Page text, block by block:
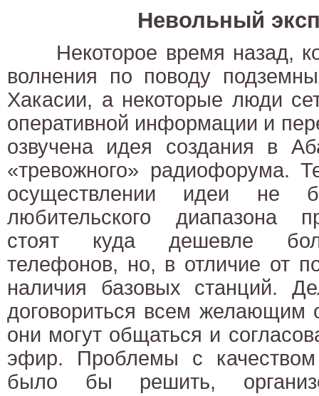
Невольный
Некоторое время назад,
волнения по поводу
Хакасии, а некоторые люди
оперативной информации и
озвучена идея создания в
«тревожного» радиофорума.
осуществлении идеи не
любительского диапазона
стоят куда дешевле
телефонов, но, в отличие от
наличия базовых станций.
договориться всем желающим
они могут общаться и
эфир. Проблемы с
было бы решить,